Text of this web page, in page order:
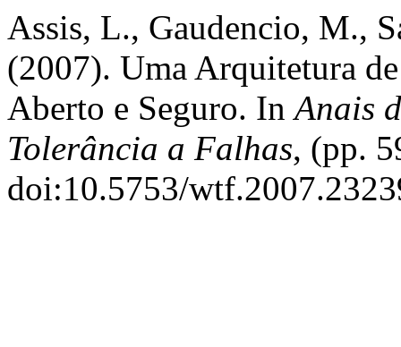
Assis, L., Gaudencio, M.,
(2007). Uma Arquitetura
Aberto e Seguro. InAnais
Tolerância a Falhas, (pp.
doi:10.5753/